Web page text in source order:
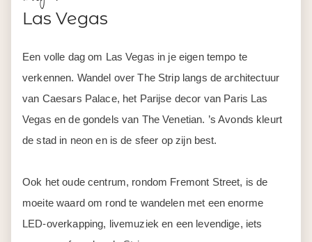
Of bezoek The Neon Museum, een openluchtmuseum
vol iconische oude neonreclames uit de geschiedenis van
Wie een show of dinercombinatie wil bijwonen, reserveert
het beste vooraf via je reisspecialist.
Ook de omgeving van Las Vegas is de moeite waard.
Bezoek Hoover Dam, een indrukwekkend bouwwerk uit
de jaren 30 aan de rand van een diepblauw stuwmeer. Of